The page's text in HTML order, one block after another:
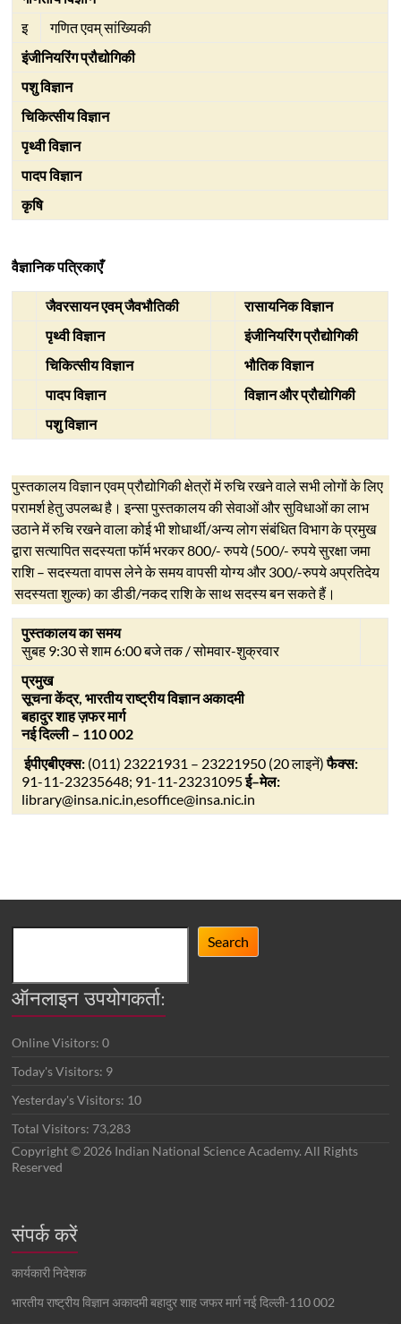
इ
गणित एवम् सांख्यिकी
इंजीनियरिंग प्रौद्योगिकी
पशु विज्ञान
चिकित्सीय विज्ञान
पृथ्वी विज्ञान
पादप विज्ञान
कृषि
वैज्ञानिक पत्रिकाएँ
जैवरसायन एवम् जैवभौतिकी
रासायनिक विज्ञान
पृथ्वी विज्ञान
इंजीनियरिंग प्रौद्योगिकी
चिकित्सीय विज्ञान
भौतिक विज्ञान
पादप विज्ञान
विज्ञान और प्रौद्योगिकी
पशु विज्ञान
पुस्तकालय विज्ञान एवम् प्रौद्योगिकी क्षेत्रों में रुचि रखने वाले सभी लोगों के लिए
परामर्श हेतु उपलब्ध है। इन्सा पुस्तकालय की सेवाओं और सुविधाओं का लाभ
उठाने में रुचि रखने वाला कोई भी शोधार्थी/अन्य लोग संबंधित विभाग के प्रमुख
द्वारा सत्यापितसदस्यता फॉर्मभरकर 800/- रुपये (500/- रुपये सुरक्षा जमा
राशि – सदस्यता वापस लेने के समय वापसी योग्य और 300/-रुपये अप्रतिदेय
सदस्यता शुल्क) का डीडी/नकद राशि के साथ सदस्य बन सकते हैं।
पुस्तकालय का समय
सुबह 9:30 से शाम 6:00 बजे तक / सोमवार-शुक्रवार
प्रमुख
सूचना केंद्र,भारतीय राष्ट्रीय विज्ञान अकादमी
बहादुर शाह ज़फर मार्ग
नई दिल्ली– 110 002
ईपीएबीएक्स: (011) 23221931 – 23221950 (20 लाइनें)फैक्स:
91-11-23235648; 91-11-23231095ई–मेल:
library@insa.nic.in,esoffice@insa.nic.in
Search
ऑनलाइन उपयोगकर्ता:
Online Visitors:0
Today's Visitors: 9
Yesterday's Visitors: 10
Total Visitors: 73,283
Copyright © 2026 Indian National Science Academy. All Rights
Reserved
संपर्क करें
कार्यकारी निदेशक
भारतीय राष्ट्रीय विज्ञान अकादमी बहादुर शाह जफर मार्ग नई दिल्ली-110 002